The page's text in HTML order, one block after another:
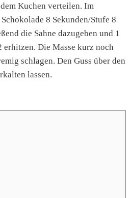
Kuchen verteilen. Im
8 Sekunden/Stufe 8
die Sahne dazugeben und 1
erhitzen. Die Masse kurz noch
schlagen. Den Guss über den
lassen.